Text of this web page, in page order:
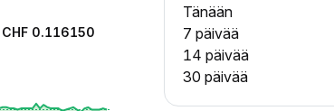
CHF 0.116150
Tänään
7 päivää
14 päivää
30 päivää